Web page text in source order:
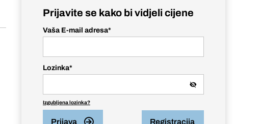
Prijavite se kako bi vidjeli cijene
Vaša E-mail adresa*
Lozinka*
Izgubljena lozinka?
Prijava Registracija